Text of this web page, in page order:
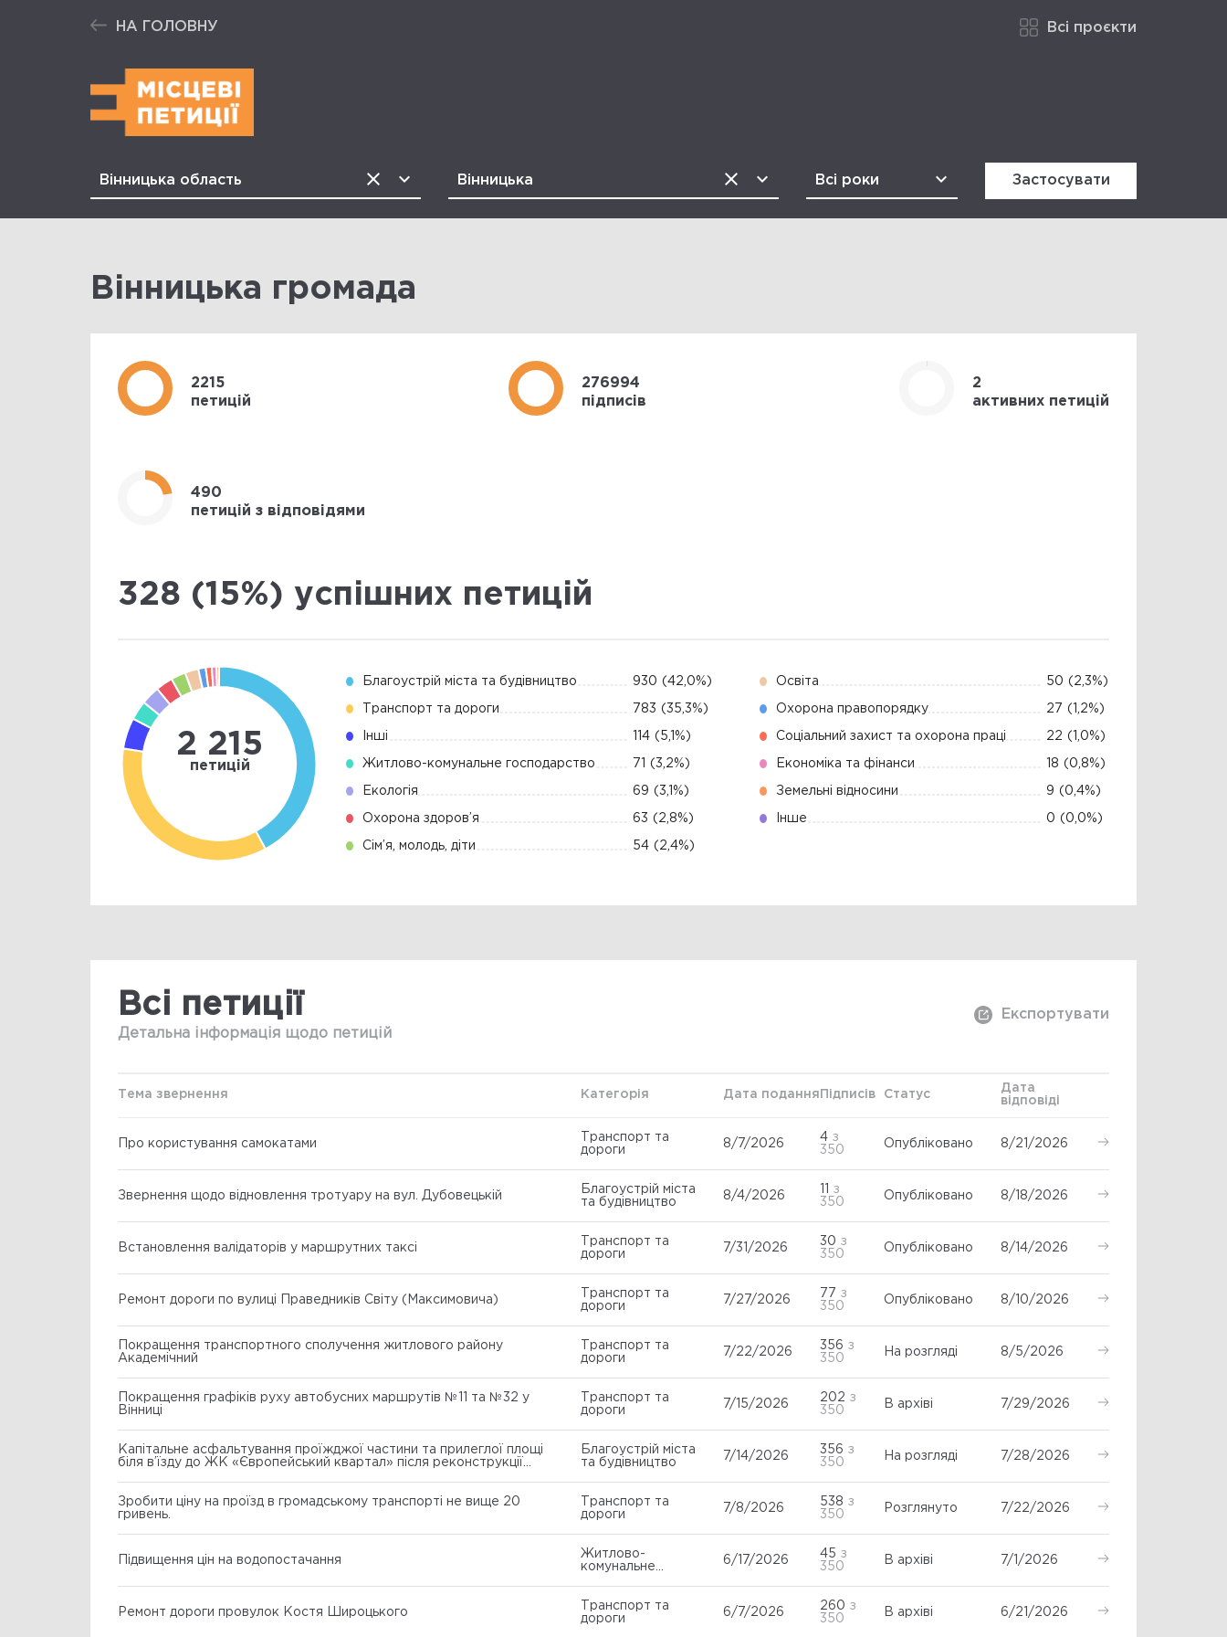
НА ГОЛОВНУ Всі проєкти
Застосувати
Вінницька громада
2215
петицій
276994
підписів
2
активних петицій
490
петицій з відповідями
328 (15%) успішних петицій
2 215
петицій
Благоустрій міста та будівництво 930 (42,0%)
Транспорт та дороги 783 (35,3%)
Інші 114 (5,1%)
Житлово-комунальне господарство 71 (3,2%)
Екологія 69 (3,1%)
Охорона здоров’я 63 (2,8%)
Сім’я, молодь, діти 54 (2,4%)
Освіта 50 (2,3%)
Охорона правопорядку 27 (1,2%)
Соціальний захист та охорона праці 22 (1,0%)
Економіка та фінанси 18 (0,8%)
Земельні відносини 9 (0,4%)
Інше 0 (0,0%)
Всі петиції
Детальна інформація щодо петицій
Експортувати
Тема звернення Категорія Дата подання Підписів Статус
Дата
відповіді
Про користування самокатами
Транспорт та
дороги
8/7/2026
4 з
350
Опубліковано 8/21/2026
Звернення щодо відновлення тротуару на вул. Дубовецькій
Благоустрій міста
та будівництво
8/4/2026
з
350
Опубліковано 8/18/2026
Встановлення валідаторів у маршрутних таксі
Транспорт та
дороги
7/31/2026
30 з
350
Опубліковано 8/14/2026
Ремонт дороги по вулиці Праведників Світу (Максимовича)
Транспорт та
дороги
7/27/2026
77 з
350
Опубліковано 8/10/2026
Покращення транспортного сполучення житлового району
Академічний
Транспорт та
дороги
7/22/2026
356 з
350
На розгляді 8/5/2026
Покращення графіків руху автобусних маршрутів №11 та №32 у
Вінниці
Транспорт та
дороги
7/15/2026
202 з
350
В архіві 7/29/2026
Капітальне асфальтування проїжджої частини та прилеглої площі
біля в’їзду до ЖК «Європейський квартал» після реконструкції
Благоустрій міста
та будівництво
7/14/2026
356 з
350
На розгляді 7/28/2026
Зробити ціну на проїзд в громадському транспорті не вище 20
гривень.
Транспорт та
дороги
7/8/2026
538 з
350
Розглянуто 7/22/2026
Підвищення цін на водопостачання
Житлово-
комунальне
6/17/2026
45 з
350
В архіві 7/1/2026
Ремонт дороги провулок Костя Широцького
Транспорт та
дороги
6/7/2026
260 з
350
В архіві 6/21/2026